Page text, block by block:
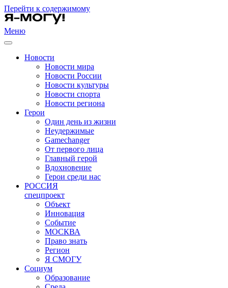
Перейти к содержимому
Меню
Новости
Новости мира
Новости России
Новости культуры
Новости спорта
Новости региона
Герои
Один день из жизни
Неудержимые
Gamechanger
От первого лица
Главный герой
Вдохновение
Герои среди нас
РОССИЯ
спецпроект
Объект
Инновация
Событие
МОСКВА
Право знать
Регион
Я СМОГУ
Социум
Образование